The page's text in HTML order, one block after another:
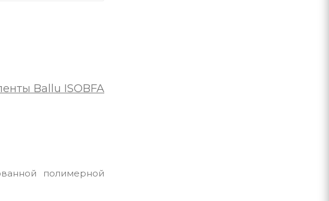
Ballu ISOBFA
полимерной